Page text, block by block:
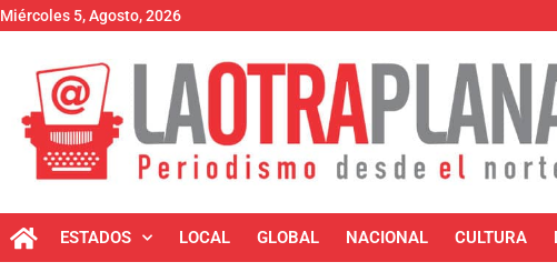
Miércoles 5, Agosto, 2026
ESTADOS LOCAL GLOBAL NACIONAL CULTURA